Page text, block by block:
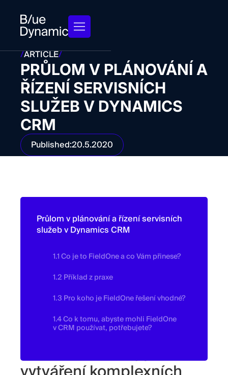
/ARTICLE/
PRŮLOM V PLÁNOVÁNÍ A
ŘÍZENÍ SERVISNÍCH
SLUŽEB V DYNAMICS
CRM
Published:20.5.2020
FieldOne nástroj pro
Průlom v plánování a řízení servisních
služeb v Dynamics CRM
1.1 Co je to FieldOne a co Vám přinese?
1.2 Příklad z praxe
1.3 Pro koho je FieldOne řešení vhodné?
1.4 Co k tomu, abyste mohli FieldOne
v CRM používat, potřebujete?